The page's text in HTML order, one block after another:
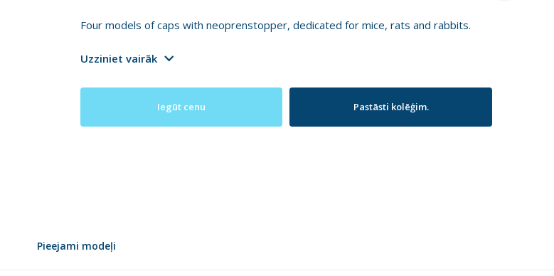
Four models of caps with neoprenstopper, dedicated for mice, rats and rabbits.
Uzziniet vairāk
Iegūt cenu Pastāsti kolēģim.
Pieejami modeļi